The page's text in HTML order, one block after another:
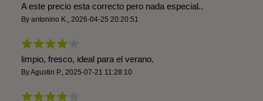
A este precio esta correcto pero nada especial..
By antonino K. 2026-04-25 20:20:51
limpio, fresco, ideal para el verano.
ByAgustin P. 2025-07-21 11:28:10